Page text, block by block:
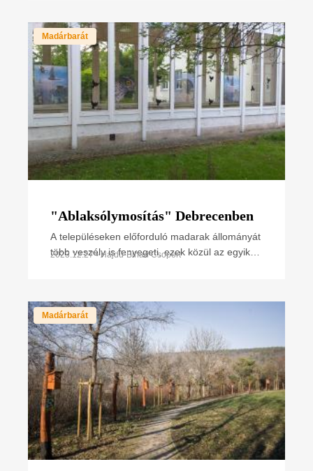
Madárbarát
"Ablaksólymosítás" Debrecenben
A településeken előforduló madarak állományát
több veszély is fenyegeti, ezek közül az egyik
2023.12.27 • Hajdú-Bihari Csoport
Madárbarát